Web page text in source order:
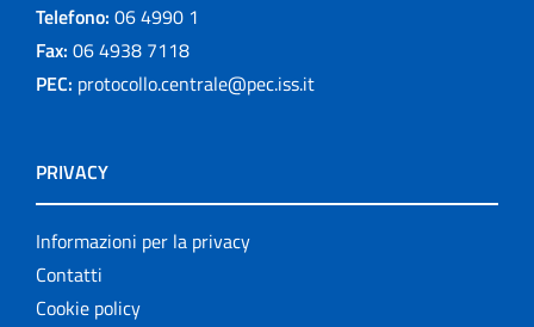
Telefono: 06 4990 1
Fax: 06 4938 7118
PEC: protocollo.centrale@pec.iss.it
PRIVACY
Informazioni per la privacy
Contatti
Cookie policy